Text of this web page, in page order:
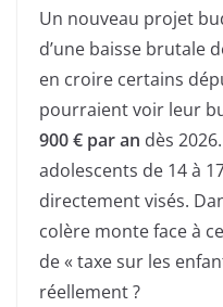
Un nouveau projet
d’une baisse brutale
en croire certains
pourraient voir leur
900 € par an dès
adolescents de 14 à
directement visés.
colère monte face à
de « taxe sur les
réellement ?